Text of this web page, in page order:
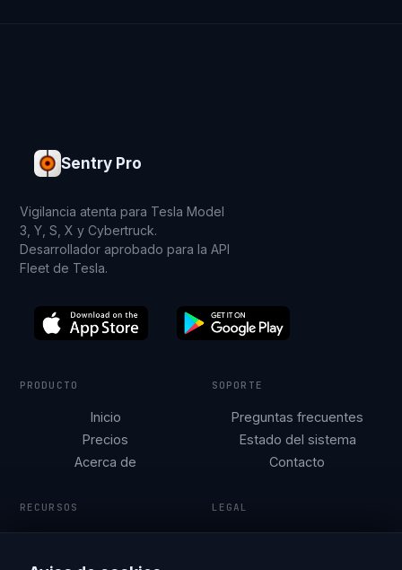
Sentry Pro
Vigilancia atenta para Tesla Model
3, Y, S, X y Cybertruck.
Desarrollador aprobado para la API
Fleet de Tesla.
PRODUCTO
Inicio
Precios
Acerca de
SOPORTE
Preguntas frecuentes
Estado del sistema
Contacto
RECURSOS LEGAL